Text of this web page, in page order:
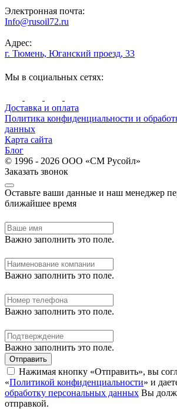
Электронная почта:
Info@rusoil72.ru
Адрес:
г. Тюмень, Юганский проезд, 33
Мы в социальных сетях:
Доставка и оплата
Политика конфиденциальности и
данных
Карта сайта
Блог
© 1996 - 2026 ООО «СМ Русойл»
Заказать звонок
Оставьте ваши данные и наш менеджер
ближайшее время
Важно заполнить это поле.
Важно заполнить это поле.
Важно заполнить это поле.
Важно заполнить это поле.
Отправить
Нажимая кнопку «Отправить», вы
«Политикой конфиденциальности» и
обработку персональных данных Вы
отправкой.